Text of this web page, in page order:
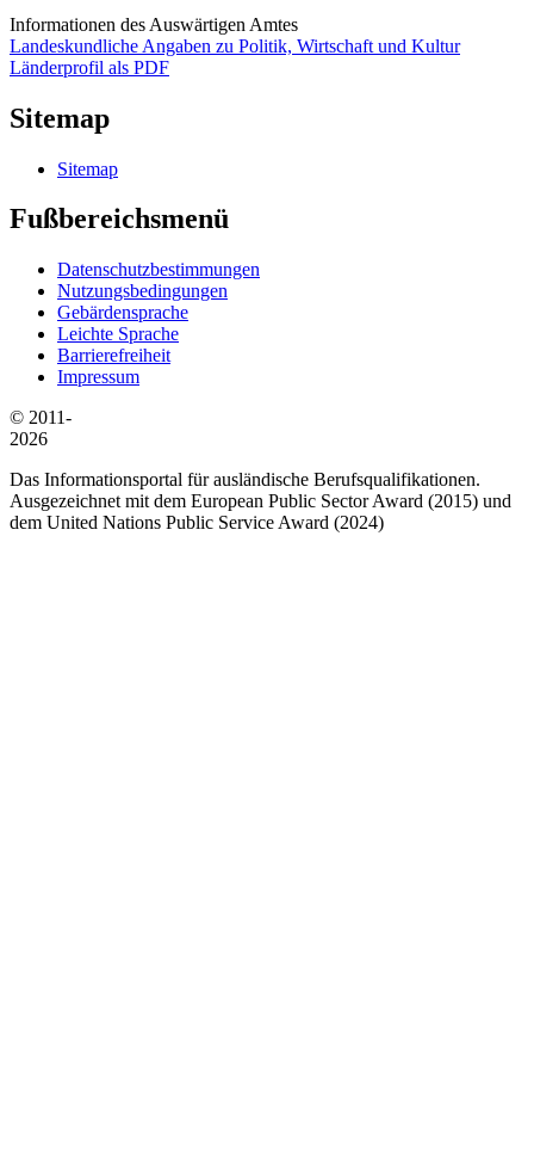
Informationen des Auswärtigen Amtes
Landeskundliche Angaben zu Politik, Wirtschaft und Kultur
Länderprofil als PDF
Sitemap
Sitemap
Fußbereichsmenü
Datenschutzbestimmungen
Nutzungsbedingungen
Gebärdensprache
Leichte Sprache
Barrierefreiheit
Impressum
© 2011-
2026
Das Informationsportal für ausländische Berufsqualifikationen.
Ausgezeichnet mit dem European Public Sector Award (2015) und
dem United Nations Public Service Award (2024)